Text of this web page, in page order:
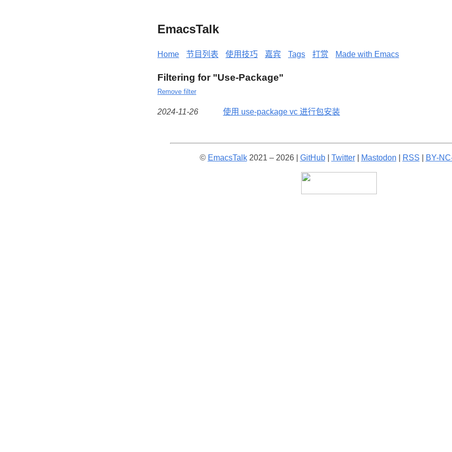
EmacsTalk
Home 节目列表 使用技巧 嘉宾 Tags 打赏 Made with Emacs
Filtering for "Use-Package"
Remove filter
2024-11-26 使用 use-package vc 进行包安装
© EmacsTalk2021 – 2026 | GitHub| Twitter| Mastodon RSS BY-